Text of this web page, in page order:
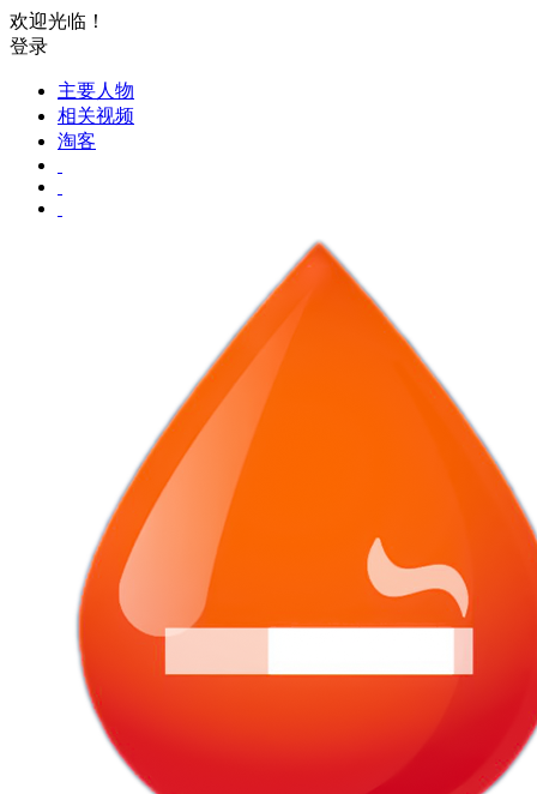
欢迎光临！
登录
主要人物
相关视频
淘客